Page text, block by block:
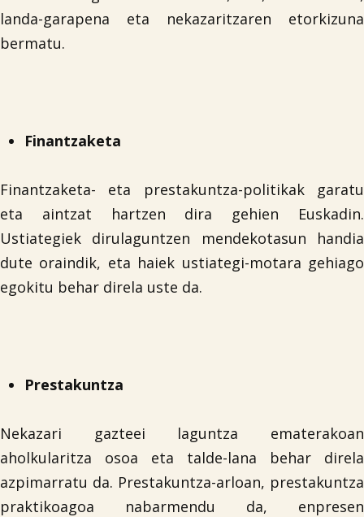

landa-garapena eta nekazaritzaren etorkizuna
bermatu.
Finantzaketa
Finantzaketa- eta prestakuntza-politikak garatu
eta aintzat hartzen dira gehien Euskadin.
Ustiategiek dirulaguntzen mendekotasun handia
dute oraindik, eta haiek ustiategi-motara gehiago
egokitu behar direla uste da.
Prestakuntza
Nekazari gazteei laguntza ematerakoan
aholkularitza osoa eta talde-lana behar direla
azpimarratu da. Prestakuntza-arloan, prestakuntza
praktikoagoa nabarmendu da, enpresen